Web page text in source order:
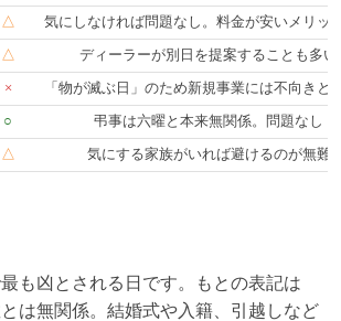
△ 気にしなければ問題なし。料金が安いメリッ
△ ディーラーが別日を提案することも多い
× 「物が滅ぶ日」のため新規事業には不向きと
○ 弔事は六曜と本来無関係。問題なし
△ 気にする家族がいれば避けるのが無難
も凶とされる日です。もとの表記は
とは無関係。結婚式や入籍、引越しなど